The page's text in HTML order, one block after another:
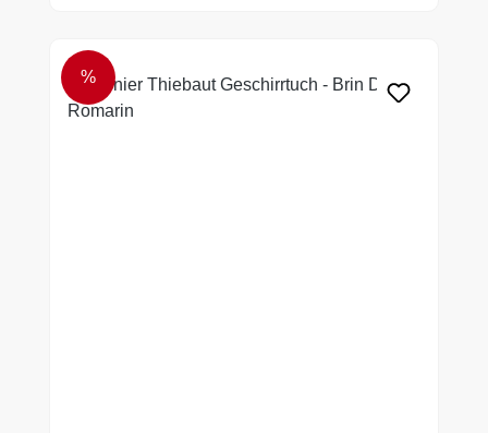
RABATT
%